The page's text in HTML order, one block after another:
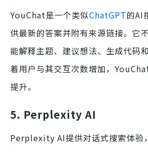
YouChat是一个类似ChatGPT的AI
供最新的答案并附有来源链接。它
能解释主题、建议想法、生成代码
着用户与其交互次数增加，
提升。
5. Perplexity AI
Perplexity AI提供对话式搜索体验